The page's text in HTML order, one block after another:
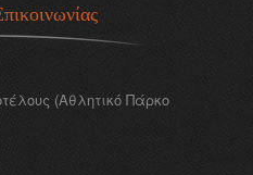
(Αθλητικό Πάρκο